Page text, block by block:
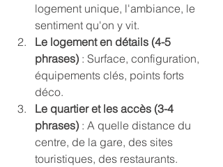
logement unique, l'ambiance, le
sentiment qu'on y vit.
Le logement en détails (4-5
phrases) : Surface, configuration,
équipements clés, points forts
déco.
Le quartier et les accès (3-4
phrases) : A quelle distance du
centre, de la gare, des sites
touristiques, des restaurants.